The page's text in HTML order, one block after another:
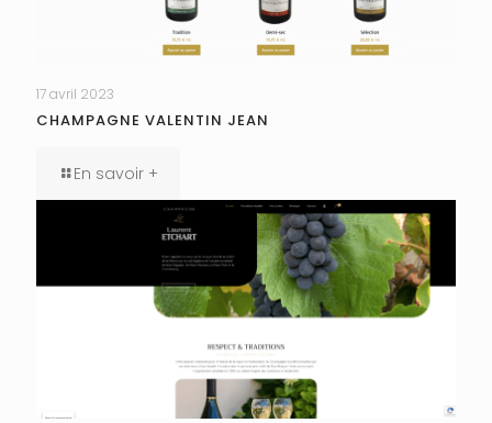
17 avril 2023
CHAMPAGNE VALENTIN JEAN
En savoir +